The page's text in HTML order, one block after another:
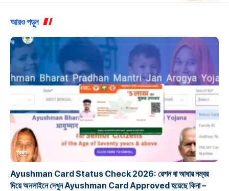
আরও পড়ুন
প্রকল্প
Ayushman Card Status Check 2026: রেশন বা আধার নম্বর
দিয়ে অনলাইনে দেখুন Ayushman Card Approved হয়েছে কিনা –